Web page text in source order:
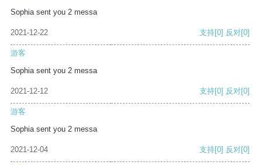
Sophia sent you 2 messa
2021-12-22 支持[0] 反对[0]
游客
Sophia sent you 2 messa
2021-12-12 支持[0] 反对[0]
游客
Sophia sent you 2 messa
2021-12-04 支持[0] 反对[0]